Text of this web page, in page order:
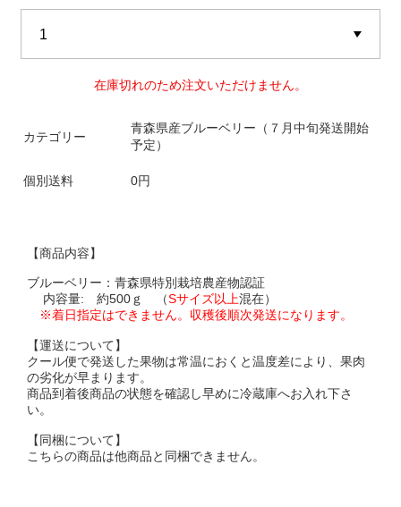
在庫切れのため注文いただけません。
カテゴリー
青森県産ブルーベリー（７月中旬発送開始
予定）
個別送料 0円
【商品内容】
ブルーベリー：青森県特別栽培農産物認証
内容量: 約500ｇ
（Sサイズ以上混在）
※着日指定はできません。収穫後順次発送になります。
【運送について】
クール便で発送した果物は常温におくと温度差により、果肉
の劣化が早まります。
商品到着後商品の状態を確認し早めに冷蔵庫へお入れ下さ
い。
【同梱について】
こちらの商品は他商品と同梱できません。